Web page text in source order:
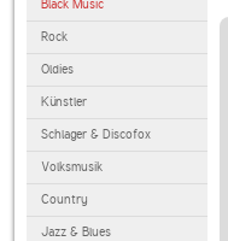
Black Music
Rock
Oldies
Künstler
Schlager & Discofox
Volksmusik
Country
Jazz & Blues